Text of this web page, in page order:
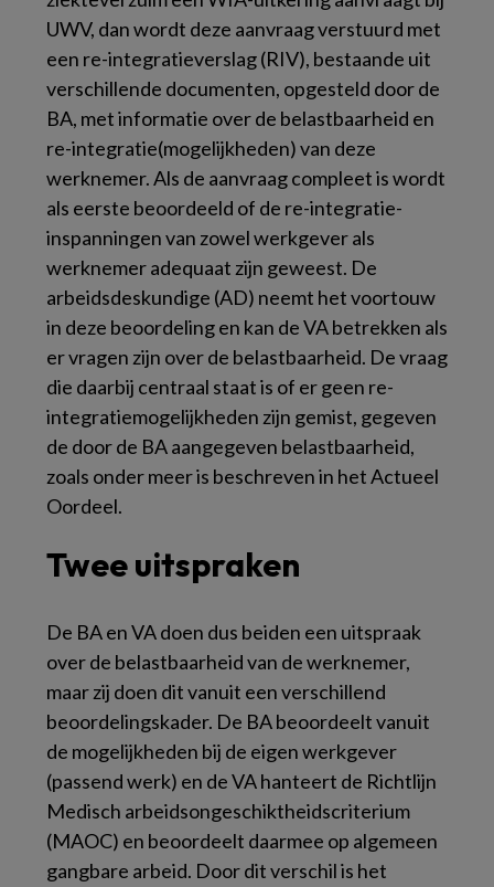
UWV, dan wordt deze aanvraag verstuurd met
een re-integratieverslag (RIV), bestaande uit
verschillende documenten, opgesteld door de
BA, met informatie over de belastbaarheid en
re-integratie(mogelijkheden) van deze
werknemer. Als de aanvraag compleet is wordt
als eerste beoordeeld of de re-integratie-
inspanningen van zowel werkgever als
werknemer adequaat zijn geweest. De
arbeidsdeskundige (AD) neemt het voortouw
in deze beoordeling en kan de VA betrekken als
er vragen zijn over de belastbaarheid. De vraag
die daarbij centraal staat is of er geen re-
integratiemogelijkheden zijn gemist, gegeven
de door de BA aangegeven belastbaarheid,
zoals onder meer is beschreven in het Actueel
Oordeel.
Twee uitspraken
De BA en VA doen dus beiden een uitspraak
over de belastbaarheid van de werknemer,
maar zij doen dit vanuit een verschillend
beoordelingskader. De BA beoordeelt vanuit
de mogelijkheden bij de eigen werkgever
(passend werk) en de VA hanteert de Richtlijn
Medisch arbeidsongeschiktheidscriterium
(MAOC) en beoordeelt daarmee op algemeen
gangbare arbeid. Door dit verschil is het